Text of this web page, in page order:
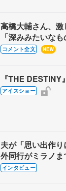
高橋大輔さん、
「深みみたいな
る？」 〝兄さん
コメント全文 NEW
『THE DESTINY
アイスショー
夫が「思い出作
外同行がミラノ
クでは不良のお
インタビュー